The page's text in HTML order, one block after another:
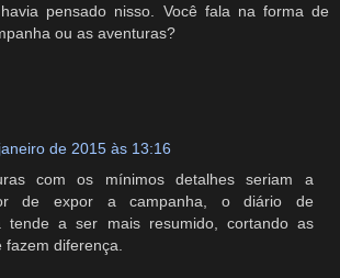
pensado nisso. Você fala na forma de
ou as aventuras?
de 2015 às 13:16
com os mínimos detalhes seriam a
de expor a campanha, o diário de
tende a ser mais resumido, cortando as
fazem diferença.